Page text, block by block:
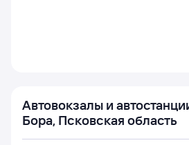
Автовокзалы и
Бора, Псковская область